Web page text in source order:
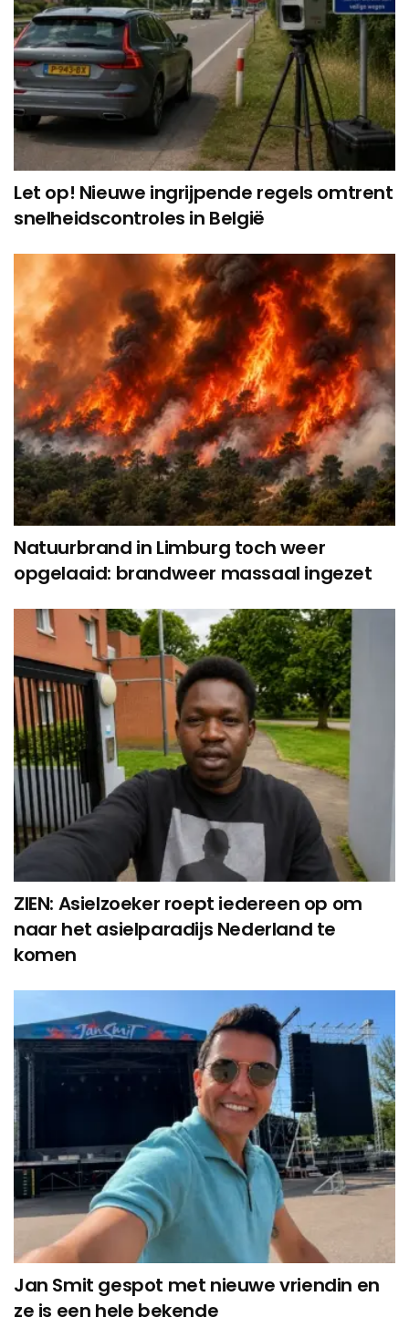
Let op! Nieuwe ingrijpende regels omtrent
snelheidscontroles in België
Natuurbrand in Limburg toch weer
opgelaaid: brandweer massaal ingezet
ZIEN: Asielzoeker roept iedereen op om
naar het asielparadijs Nederland te
komen
Jan Smit gespot met nieuwe vriendin en
ze is een hele bekende